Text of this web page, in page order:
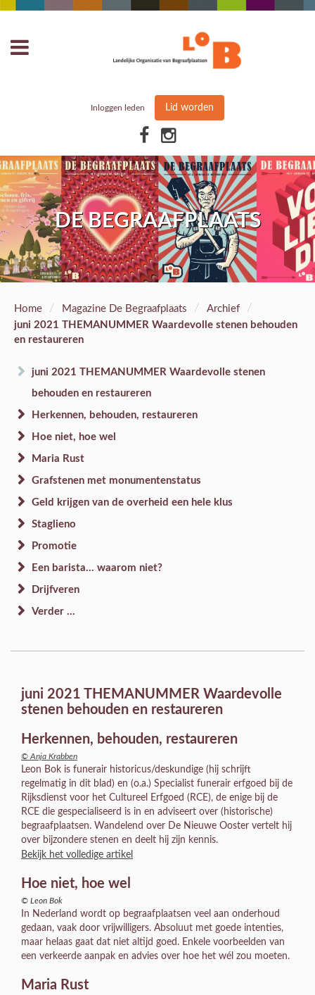
Inloggen leden Lid worden
DE BEGRAAFPLAATS
Home / Magazine De Begraafplaats / Archief /
juni 2021 THEMANUMMER Waardevolle stenen behouden
en restaureren
juni 2021 THEMANUMMER Waardevolle stenen
behouden en restaureren
Herkennen, behouden, restaureren
Hoe niet, hoe wel
Maria Rust
Grafstenen met monumentenstatus
Geld krijgen van de overheid een hele klus
Staglieno
Promotie
Een barista... waarom niet?
Drijfveren
Verder ...
juni 2021 THEMANUMMER Waardevolle
stenen behouden en restaureren
Herkennen, behouden, restaureren
© Anja Krabben
Leon Bok is funerair historicus/deskundige (hij schrijft
regelmatig in dit blad) en (o.a.) Specialist funerair erfgoed bij de
Rijksdienst voor het Cultureel Erfgoed (RCE), de enige bij de
RCE die gespecialiseerd is in en adviseert over (historische)
begraafplaatsen. Wandelend over De Nieuwe Ooster vertelt hij
over bijzondere stenen en deelt hij zijn kennis.
Bekijk het volledige artikel
Hoe niet, hoe wel
© Leon Bok
In Nederland wordt op begraafplaatsen veel aan onderhoud
gedaan, vaak door vrijwilligers. Absoluut met goede intenties,
maar helaas gaat dat niet altijd goed. Enkele voorbeelden van
een verkeerde aanpak en advies over hoe het wél zou moeten.
Maria Rust